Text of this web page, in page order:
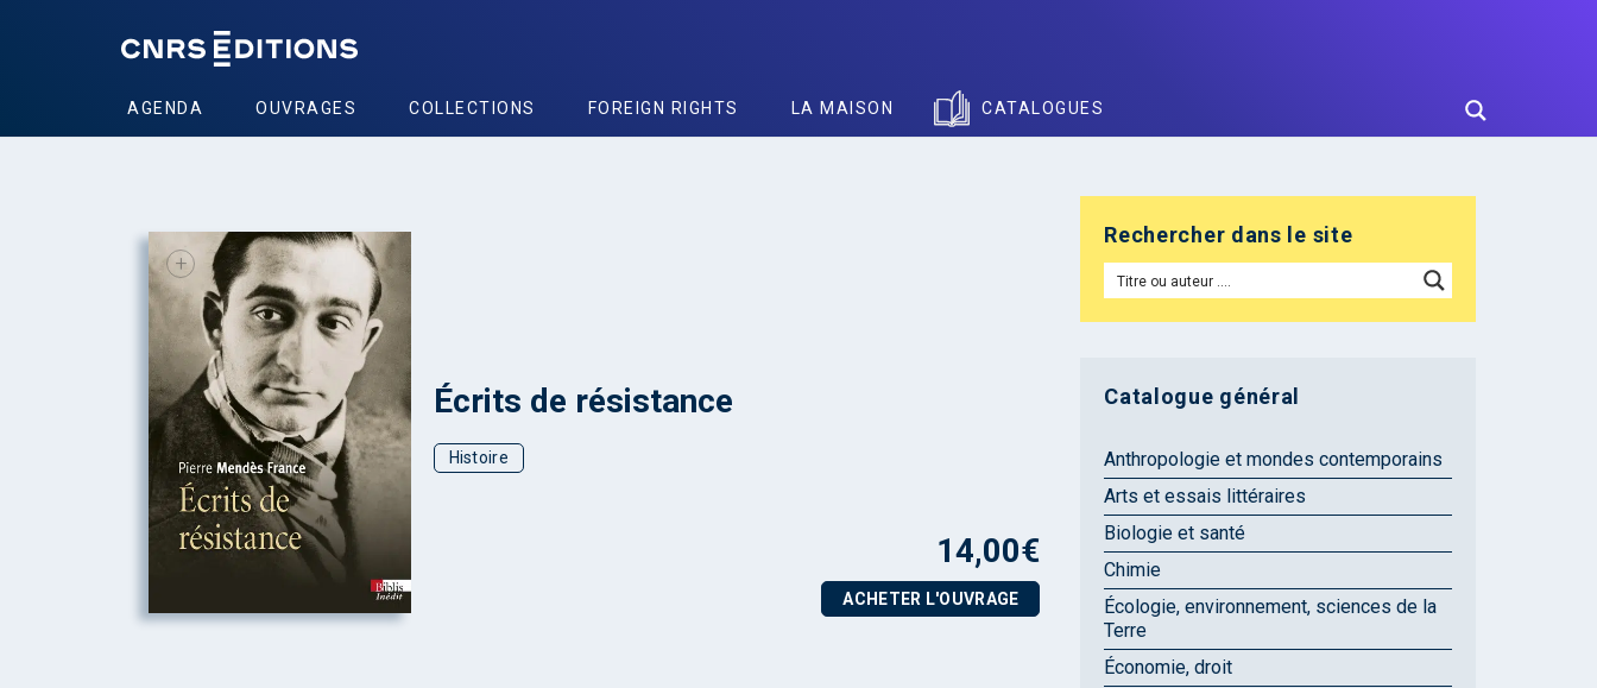
AGENDA OUVRAGES COLLECTIONS FOREIGN RIGHTS LA MAISON CATALOGUES
+
Écrits de résistance
Histoire
14,00€
ACHETER L'OUVRAGE
Rechercher dans le site
Catalogue général
Anthropologie et mondes contemporains
Arts et essais littéraires
Biologie et santé
Chimie
Écologie, environnement, sciences de la
Terre
Économie, droit